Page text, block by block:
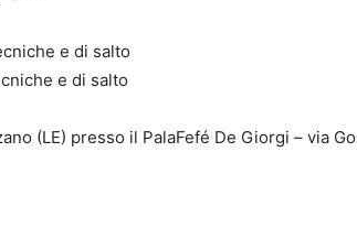
e di salto
e di salto
(LE) presso il PalaFefé De Giorgi – via